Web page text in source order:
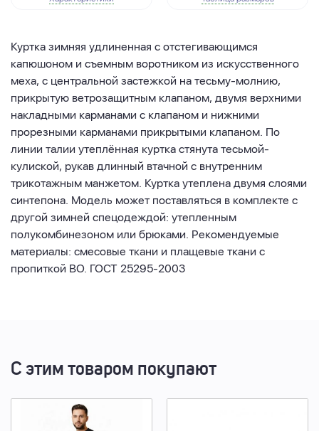
Куртка зимняя удлиненная с отстегивающимся
капюшоном и съемным воротником из искусственного
меха, с центральной застежкой на тесьму-молнию,
прикрытую ветрозащитным клапаном, двумя верхними
накладными карманами с клапаном и нижними
прорезными карманами прикрытыми клапаном. По
линии талии утеплённая куртка стянута тесьмой-
кулиской, рукав длинный втачной с внутренним
трикотажным манжетом. Куртка утеплена двумя слоями
синтепона. Модель может поставляться в комплекте с
другой зимней спецодеждой: утепленным
полукомбинезоном или брюками. Рекомендуемые
материалы: смесовые ткани и плащевые ткани с
пропиткой ВО. ГОСТ 25295-2003
С этим товаром покупают